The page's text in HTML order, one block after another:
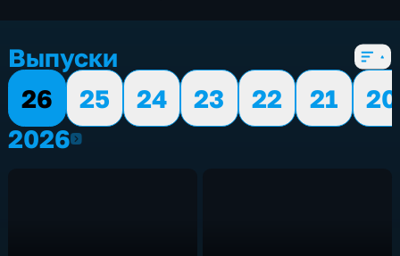
Выпуски
26
25 24 23 22 21
20
20262026